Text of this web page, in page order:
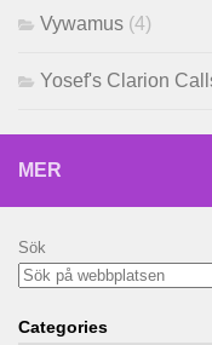
Vywamus (4)
Yosef's Clarion
MER
Sök
Categories